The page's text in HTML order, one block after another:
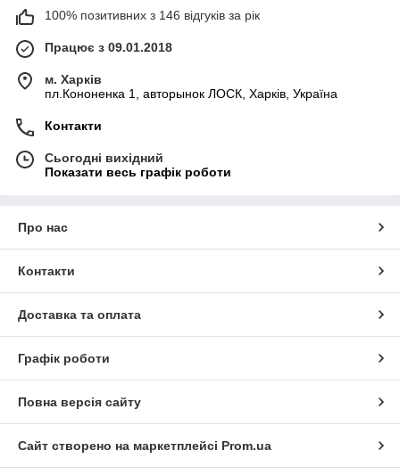
100% позитивних з 146 відгуків за рік
Працює з 09.01.2018
м. Харків
пл.Кононенка 1, авторынок ЛОСК, Харків, Україна
Контакти
Сьогодні вихідний
Показати весь графік роботи
Про нас
Контакти
Доставка та оплата
Графік роботи
Повна версія сайту
Сайт створено на маркетплейсі Prom.ua